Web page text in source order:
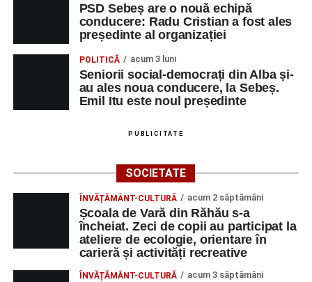
PSD Sebeș are o nouă echipă
conducere: Radu Cristian a fost ales
președinte al organizației
POLITICĂ acum 3 luni
Seniorii social-democrați din Alba și-
au ales noua conducere, la Sebeș.
Emil Itu este noul președinte
PUBLICITATE
SOCIETATE
ÎNVĂȚĂMÂNT-CULTURĂ acum 2 săptămâni
Școala de Vară din Răhău s-a
încheiat. Zeci de copii au participat la
ateliere de ecologie, orientare în
carieră și activități recreative
ÎNVĂȚĂMÂNT-CULTURĂ acum 3 săptămâni